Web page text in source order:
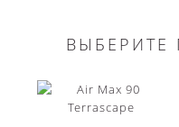
ВЫБЕРИТЕ